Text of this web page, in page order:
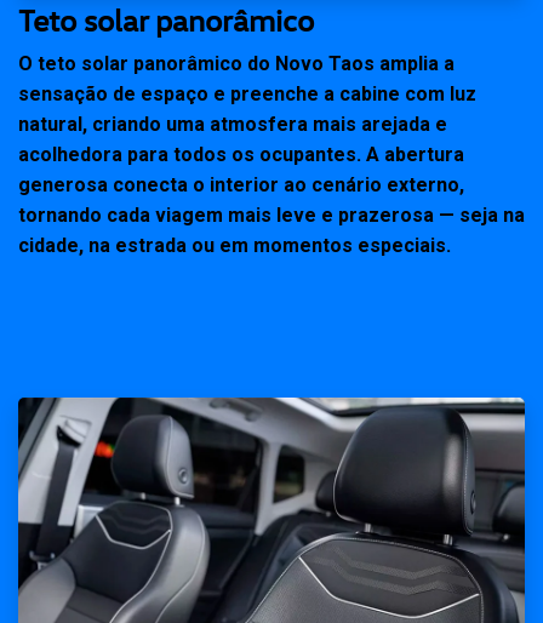
Teto solar panorâmico
O teto solar panorâmico do Novo Taos amplia a
sensação de espaço e preenche a cabine com luz
natural, criando uma atmosfera mais arejada e
acolhedora para todos os ocupantes. A abertura
generosa conecta o interior ao cenário externo,
tornando cada viagem mais leve e prazerosa — seja na
cidade, na estrada ou em momentos especiais.